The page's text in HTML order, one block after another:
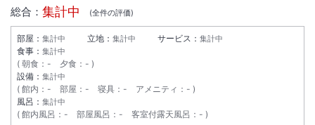
ビジネスや観光の拠点として皆様のご来館をお待ちしております。
INチェックイン
15:00/ OUT
駐車場あり
総合： 集計中 (全件の評価)
部屋： 集計中 立地： 集計中 サービス： 集計中
食事： 集計中
朝食 ： - 夕食 ： -
設備： 集計中
館内 ： - 部屋 ： - 寝具 ： - アメニティ ： -
風呂： 集計中
館内風呂 ： - 部屋風呂 ： - 客室付露天風呂 ： -